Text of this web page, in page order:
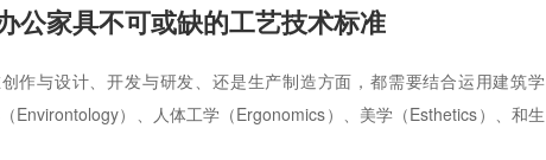
公家具不可或缺的工艺技术标准
作与设计、开发与研发、还是生产制造方面，都需要结合运用建筑学
Environtology）、人体工学（Ergonomics）、美学（Esthetics）、和生